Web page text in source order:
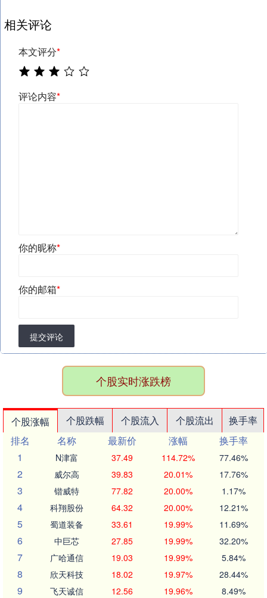
相关评论
本文评分*
评论内容*
你的昵称*
你的邮箱*
提交评论
个股实时涨跌榜
个股涨幅 个股跌幅 个股流入 个股流出
换手率
排名
名称 最新价 涨幅
换手率
1
N津富 37.49 114.72% 77.46%
2 威尔高 39.83 20.01% 17.76%
3 锴威特 77.82 20.00% 1.17%
4 科翔股份 64.32 20.00% 12.21%
5 蜀道装备 33.61 19.99% 11.69%
6 中巨芯 27.85 19.99% 32.20%
7 广哈通信 19.03 19.99% 5.84%
8 欣天科技 18.02 19.97% 28.44%
9 飞天诚信 12.56 19.96% 8.49%